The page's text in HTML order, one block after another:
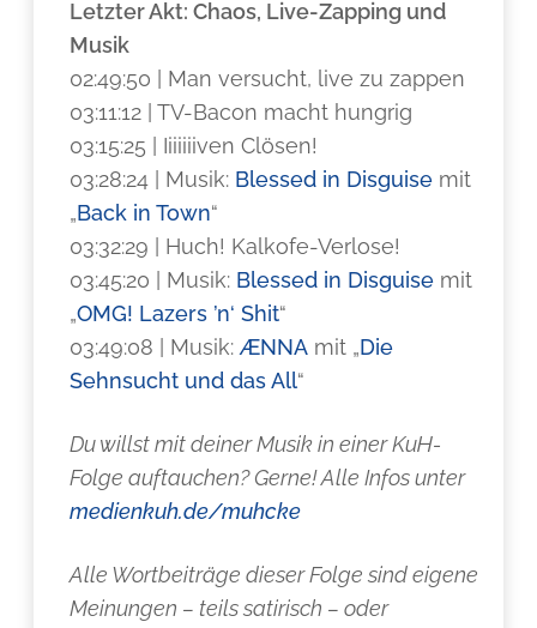
Letzter Akt: Chaos, Live-Zapping und
Musik
02:49:50 | Man versucht, live zu zappen
03:11:12 | TV-Bacon macht hungrig
03:15:25 | Iiiiiiiven Clösen!
03:28:24 | Musik: Blessed in Disguise mit
„Back in Town“
03:32:29 | Huch! Kalkofe-Verlose!
03:45:20 | Musik: Blessed in Disguise mit
„OMG! Lazers ’n‘ Shit“
03:49:08 | Musik:ÆNNA mit „Die
Sehnsucht und das All“
Du willst mit deiner Musik in einer KuH-
Folge auftauchen? Gerne! Alle Infos unter
medienkuh.de/muhcke
Alle Wortbeiträge dieser Folge sind eigene
Meinungen – teils satirisch – oder